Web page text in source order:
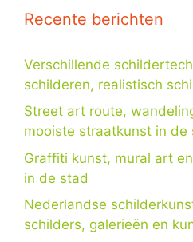
Recente berichten
Verschillende
schilderen, realistisch
Street art route,
mooiste straatkunst in de
Graffiti kunst, mural art
in de stad
Nederlandse
schilders, galerieën en